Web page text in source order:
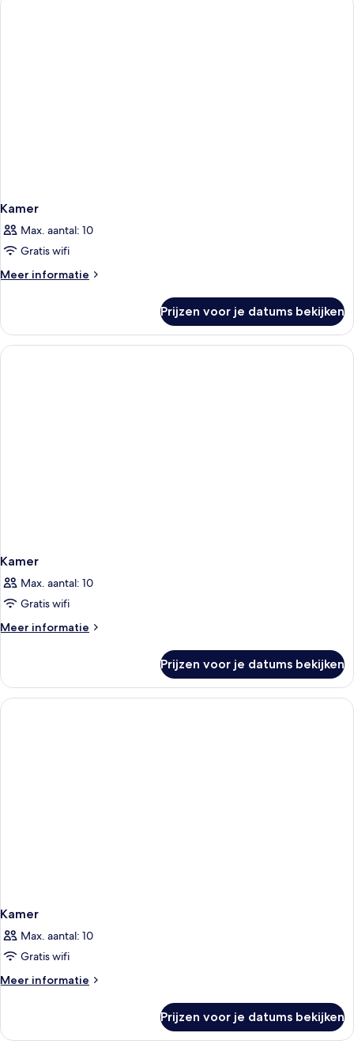
Kamer
Max. aantal: 10
Gratis wifi
Meer informatie
Meer
Prijzen voor je datums bekijken
Kamer
Max. aantal: 10
Gratis wifi
Meer informatie
Meer
Prijzen voor je datums bekijken
Kamer
Max. aantal: 10
Gratis wifi
Meer informatie
Meer
Prijzen voor je datums bekijken